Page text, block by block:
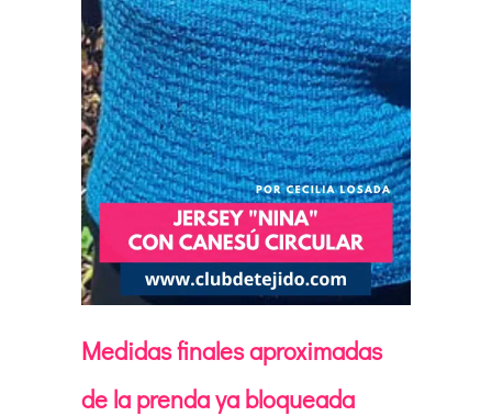
Medidas finales aproximadas
de la prenda ya bloqueada